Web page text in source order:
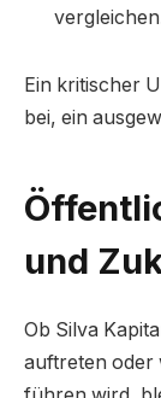
Ein kritischer
bei, ein
und
Ob Silva
auftreten oder